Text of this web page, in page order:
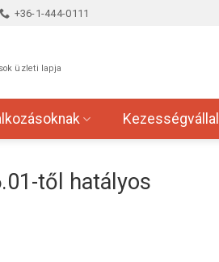
+36-1-444-0111
üzleti lapja
től hatályos